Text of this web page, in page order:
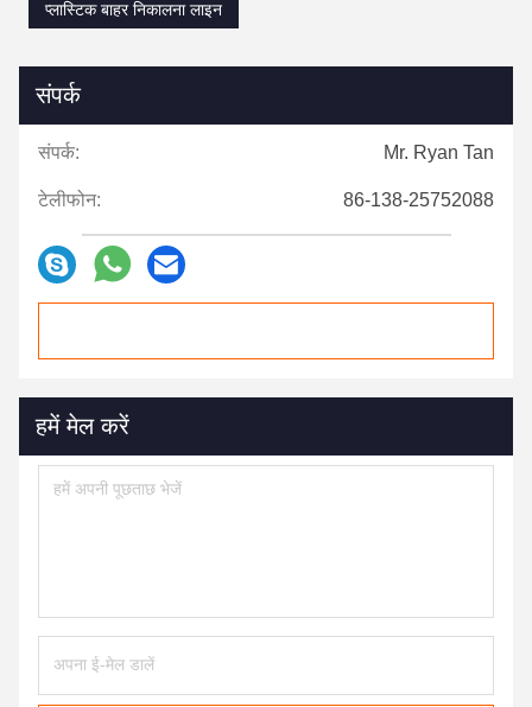
प्लास्टिक बाहर निकालना लाइन
संपर्क
संपर्क: Mr. Ryan Tan
टेलीफोन: 86-138-25752088
हमें मेल करें